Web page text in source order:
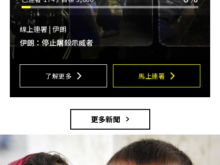
線上連署 | 伊朗
伊朗：停止屠殺示威者
了解更多 馬上連署
更多新聞